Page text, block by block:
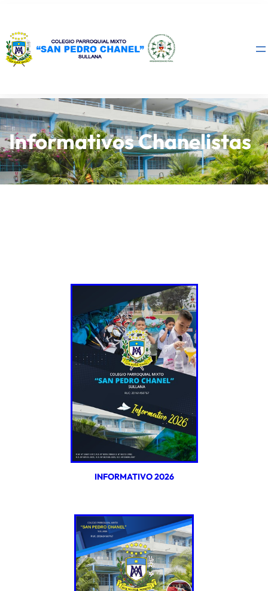
Informativos Chanelistas
INFORMATIVO 2026